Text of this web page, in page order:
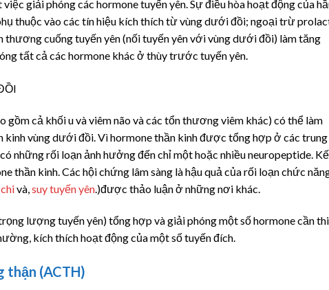
giải phóng các hormone tuyến yên. Sự điều hòa hoạt động của
thuộc vào các tín hiệu kích thích từ vùng dưới đồi; ngoại trừ
cuống tuyến yên (nối tuyến yên với vùng dưới đồi) làm tăng
tất cả các hormone khác ở thùy trước tuyến yên.
cả khối u và viêm não và các tổn thương viêm khác) có thể làm
kinh vùng dưới đồi. Vì hormone thần kinh được tổng hợp ở các trung
những rối loạn ảnh hưởng đến chỉ một hoặc nhiều neuropeptide.
thần kinh. Các hội chứng lâm sàng là hậu quả của rối loạn chức
và,suy tuyến yên.)được thảo luận ở những nơi khác.
lượng tuyến yên) tổng hợp và giải phóng một số hormone cần
kích thích hoạt động của một số tuyến đích.
thận (ACTH)